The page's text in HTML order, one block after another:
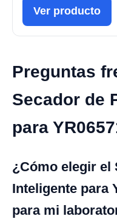
Ver producto
Preguntas
Secador de
para
¿Cómo elegir el
Inteligente para
para mi